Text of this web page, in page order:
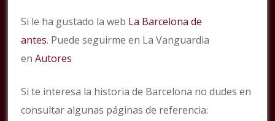
Si le ha gustado la web La Barcelona de
antes. Puede seguirme en La Vanguardia
enAutores
Si te interesa la historia de Barcelona no dudes en
consultar algunas páginas de referencia: